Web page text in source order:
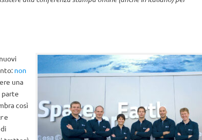
non
una
così
e